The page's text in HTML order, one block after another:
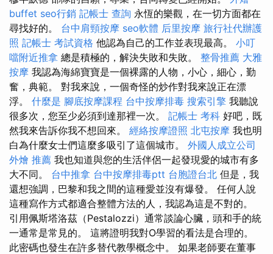
buffet seo行銷 記帳士 查詢 永恆的樂觀，在一切方面都在
尋找好的。 台中肩頸按摩 seo軟體 后里按摩 旅行社代辦護
照 記帳士 考試資格 他認為自己的工作並表現最高。 小叮
噹附近推拿 總是積極的，解決失敗和失敗。 整骨推薦 大雅
按摩 我認為海綿寶寶是一個裸露的人物，小心，細心，勤
奮，典範。 對我來說，一個奇怪的炒作對我來說正在漂
浮。 什麼是 腳底按摩課程 台中按摩排毒 搜索引擎 我聽說
很多次，您至少必須到達那裡一次。 記帳士 考科 好吧，既
然我來告訴你我不想回來。 經絡按摩證照 北屯按摩 我也明
白為什麼女士們這麼多吸引了這個城市。 外國人成立公司
外燴 推薦 我也知道與您的生活伴侶一起發現愛的城市有多
大不同。 台中推拿 台中按摩排毒ptt 台胞證台北 但是，我
還想強調，巴黎和我之間的這種愛並沒有爆發。 任何人說
這種寫作方式都適合整體方法的人，我認為這是不對的。
引用佩斯塔洛茲（Pestalozzi）通常談論心臟，頭和手的統
一通常是常見的。 這將證明我對O學習的看法是合理的。
此密碼也發生在許多替代教學概念中。 如果老師要在董事